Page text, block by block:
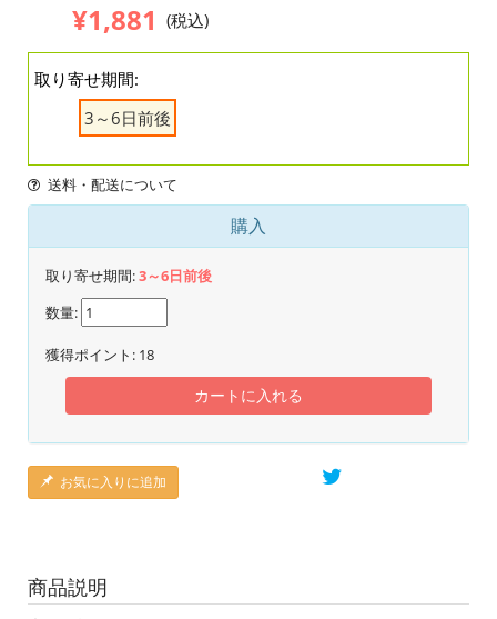
¥1,881 (税込)
取り寄せ期間:
3～6日前後
送料・配送について
購入
取り寄せ期間:3～6日前後
数量:
獲得ポイント: 18
カートに入れる
お気に入りに追加
商品説明